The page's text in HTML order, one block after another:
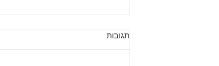
עדכון שעות פתיחה ט באב
מנויים יקרים, יום רביעי 22.7.26
תגובות